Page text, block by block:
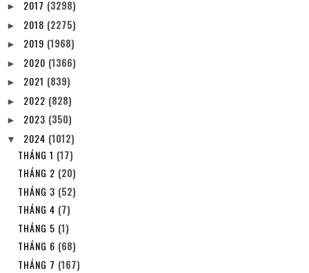
► 2017 (3298)
► 2018 (2275)
► 2019 (1968)
► 2020 (1366)
► 2021 (839)
► 2022 (828)
► 2023 (350)
▼ 2024 (1012)
THÁNG 1 (17)
THÁNG 2 (20)
THÁNG 3 (52)
THÁNG 4 (7)
THÁNG 5 (1)
THÁNG 6 (68)
THÁNG 7 (167)